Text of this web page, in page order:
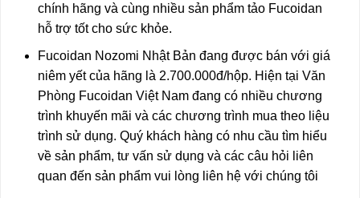
chính hãng và cùng nhiều sản phẩm tảo Fucoidan
hỗ trợ tốt cho sức khỏe.
Fucoidan Nozomi Nhật Bản đang được bán với giá
niêm yết của hãng là 2.700.000đ/hộp. Hiện tại Văn
Phòng Fucoidan Việt Nam đang có nhiều chương
trình khuyến mãi và các chương trình mua theo liệu
trình sử dụng. Quý khách hàng có nhu cầu tìm hiểu
về sản phẩm, tư vấn sử dụng và các câu hỏi liên
quan đến sản phẩm vui lòng liên hệ với chúng tôi